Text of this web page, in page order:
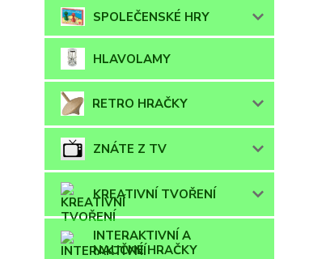
SPOLEČENSKÉ HRY
HLAVOLAMY
RETRO HRAČKY
ZNÁTE Z TV
KREATIVNÍ TVOŘENÍ
INTERAKTIVNÍ A
NAUČNÉ HRAČKY